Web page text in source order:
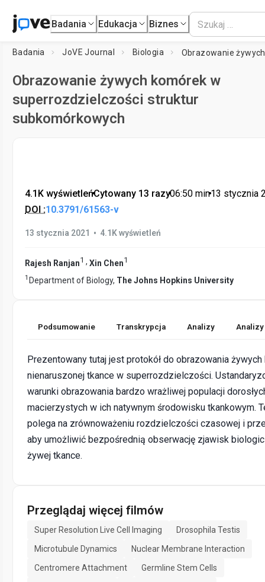
Badania Edukacja Biznes
Badania JoVE Journal Biologia
Obrazowanie żywych komórek w
superrozdzielczości struktur
subkomórkowych
4.1K wyświetleń•Cytowany 13 razy•06:50 min•13 stycznia
DOI :10.3791/61563-v
13 stycznia 2021 • 4.1K wyświetleń
Rajesh Ranjan1 , Xin Chen1
1 Department of Biology, The Johns Hopkins University
Podsumowanie Transkrypcja Analizy
Prezentowany tutaj jest protokół do obrazowania
nienaruszonej tkance w superrozdzielczości.
warunki obrazowania bardzo wrażliwej populacji
macierzystych w ich natywnym środowisku tkankowym.
polega na zrównoważeniu rozdzielczości czasowej i
aby umożliwić bezpośrednią obserwację zjawisk
żywej tkance.
Przeglądaj więcej filmów
Super Resolution Live Cell Imaging
Drosophila Testis
Microtubule Dynamics
Nuclear Membrane Interaction
Centromere Attachment
Germline Stem Cells